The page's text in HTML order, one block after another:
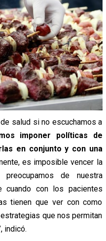
salud si no escuchamos a
imponer políticas de
en conjunto y con una
es imposible vencer la
de nuestra
cuando con los pacientes
tienen que ver con como
que nos permitan
indicó.